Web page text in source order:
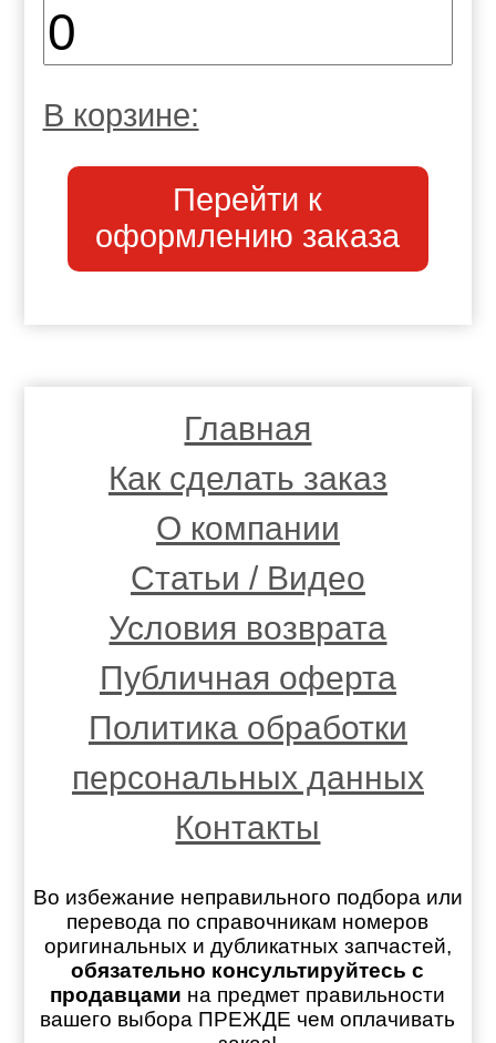
В корзине:
Перейти к
оформлению заказа
Главная
Как сделать заказ
О компании
Статьи / Видео
Условия возврата
Публичная оферта
Политика обработки
персональных данных
Контакты
Во избежание неправильного подбора или
перевода по справочникам номеров
оригинальных и дубликатных запчастей,
обязательно консультируйтесь с
продавцами на предмет правильности
вашего выбора ПРЕЖДЕ чем оплачивать